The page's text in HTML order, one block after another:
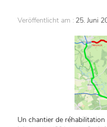
Veröffentlicht am : 25. Juni
Un chantier de